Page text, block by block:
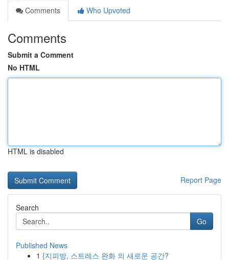
Comments
Who Upvoted
Comments
Submit a Comment
No HTML
HTML is disabled
Report Page
Search
Go
Published News
1 {지피방, 스트레스 완화 의 새로운 공간?